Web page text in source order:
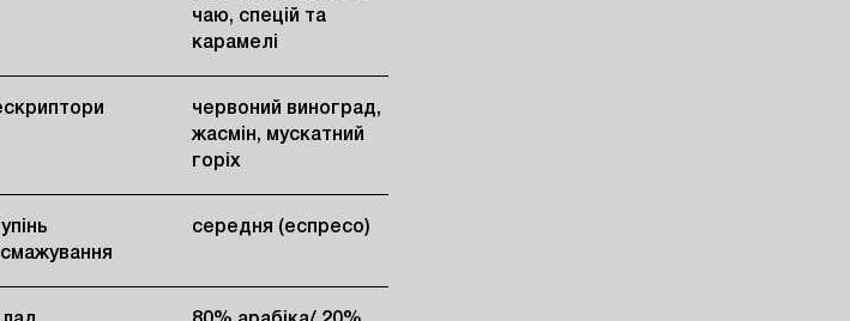
чаю, спецій та
карамелі
червоний виноград,
жасмін, мускатний
горіх
середня (еспресо)